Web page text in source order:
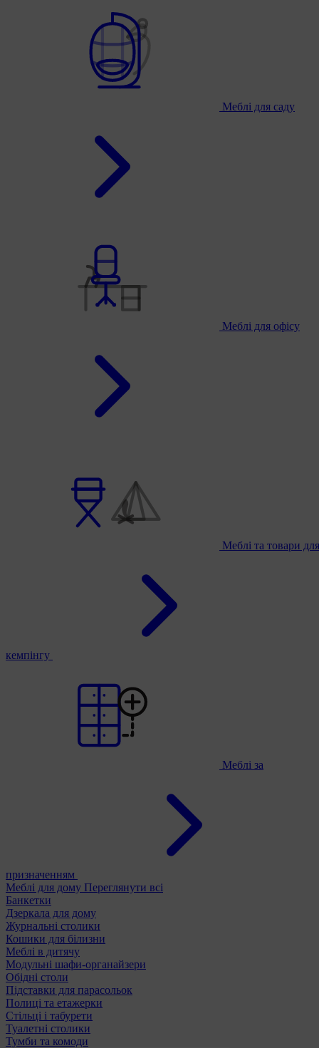
Меблі для саду
Меблі для офісу
Меблі та товари для
кемпінгу
Меблі за
призначенням
Меблі для дому Переглянути всі
Банкетки
Дзеркала для дому
Журнальні столики
Кошики для білизни
Меблі в дитячу
Модульні шафи-органайзери
Обідні столи
Підставки для парасольок
Полиці та етажерки
Стільці і табурети
Туалетні столики
Тумби та комоди